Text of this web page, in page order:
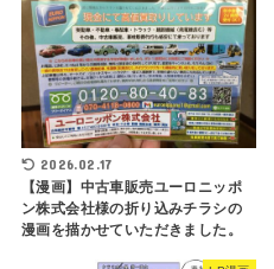
2026.02.17
【漫画】中古車販売ユーロニッポ
ン株式会社様の折り込みチラシの
漫画を描かせていただきました。